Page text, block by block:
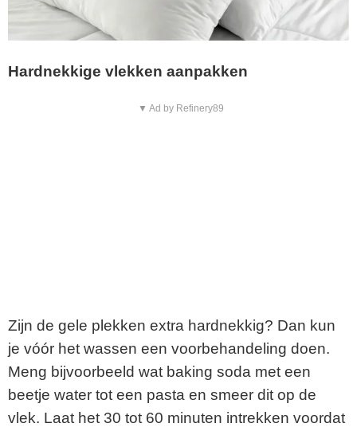
Hardnekkige vlekken aanpakken
▼ Ad by Refinery89
Zijn de gele plekken extra hardnekkig? Dan kun
je vóór het wassen een voorbehandeling doen.
Meng bijvoorbeeld wat baking soda met een
beetje water tot een pasta en smeer dit op de
vlek. Laat het 30 tot 60 minuten intrekken voordat